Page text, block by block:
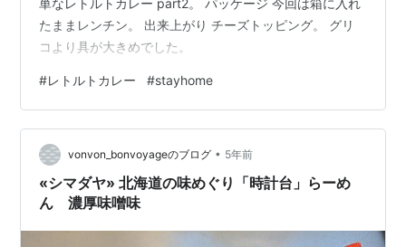
たままレンチン。 出来上がり チーズトッピング。 グリ
コより具が大きめでした。
#レトルトカレー #stayhome
vonvon_bonvoyageのブログ • 5年前
«シマダヤ» 北海道の味めぐり「時計台」らーめ
ん 濃厚味噌味